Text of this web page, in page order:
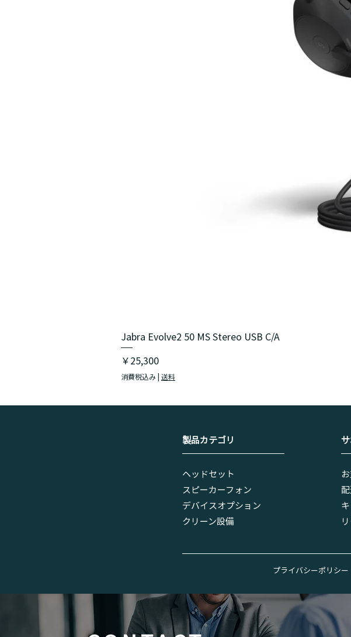
Jabra Evolve2 50 MS Stereo USB C/A
価格
￥25,300
消費税込み | 送料
​製品カテゴリ
ヘッドセット
スピーカーフォン
デバイスオプション
​クリーン設備
プライバシーポリシー